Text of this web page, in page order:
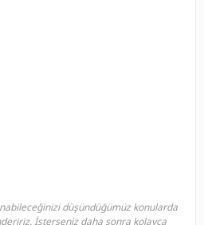
düşündüğümüz konularda
İsterseniz daha sonra kolayca